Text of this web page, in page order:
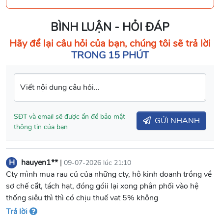
BÌNH LUẬN - HỎI ĐÁP
Hãy để lại câu hỏi của bạn, chúng tôi sẽ trả lời
TRONG 15 PHÚT
Viết nội dung câu hỏi...
SĐT và email sẽ được ẩn để bảo mật
thông tin của bạn
GỬI NHANH
H hauyen1**| 09-07-2026 lúc 21:10
Cty mình mua rau củ của những cty, hộ kinh doanh trồng về
sơ chế cắt, tách hạt, đóng góii lại xong phân phối vào hệ
thống siêu thì thì có chịu thuế vat 5% không
Trả lời